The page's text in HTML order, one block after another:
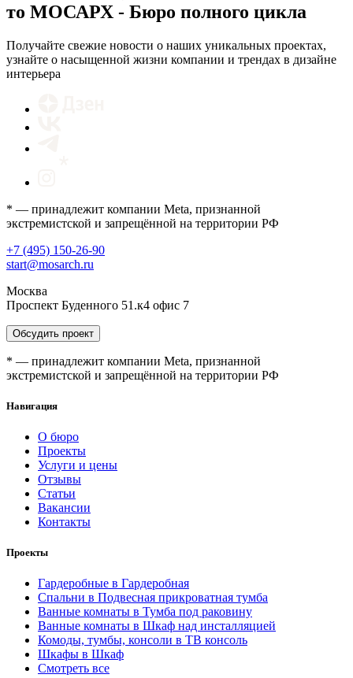
то МОСАРХ - Бюро полного цикла
Получайте свежие новости о наших уникальных проектах,
узнайте о насыщенной жизни компании и трендах в дизайне
интерьера
* — принадлежит компании Meta, признанной
экстремистской и запрещённой на территории РФ
+7 (495) 150-26-90
start@mosarch.ru
Москва
Проспект Буденного 51.к4 офис 7
Обсудить проект
* — принадлежит компании Meta, признанной
экстремистской и запрещённой на территории РФ
Навигация
О бюро
Проекты
Услуги и цены
Отзывы
Статьи
Вакансии
Контакты
Проекты
Гардеробные в Гардеробная
Спальни в Подвесная прикроватная тумба
Ванные комнаты в Тумба под раковину
Ванные комнаты в Шкаф над инсталляцией
Комоды, тумбы, консоли в ТВ консоль
Шкафы в Шкаф
Смотреть все